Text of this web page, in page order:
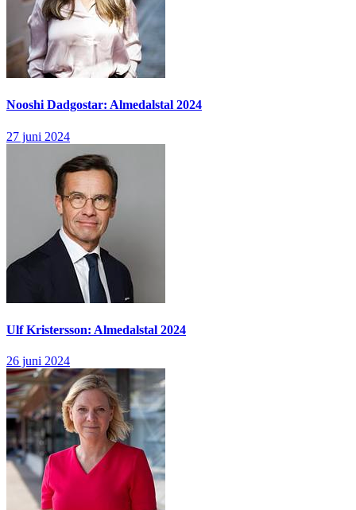
Nooshi Dadgostar: Almedalstal 2024
27 juni 2024
Ulf Kristersson: Almedalstal 2024
26 juni 2024